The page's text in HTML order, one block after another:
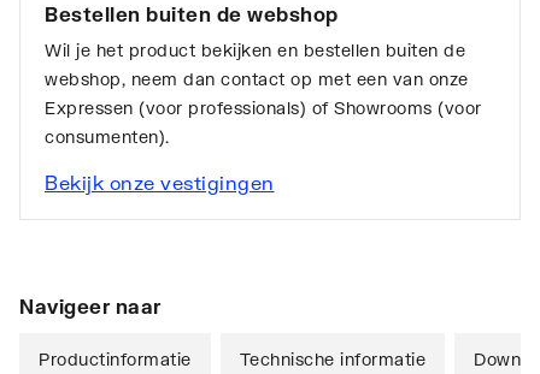
Bestellen buiten de webshop
Wil je het product bekijken en bestellen buiten de
webshop, neem dan contact op met een van onze
Expressen (voor professionals) of Showrooms (voor
consumenten).
Bekijk onze vestigingen
Navigeer naar
Productinformatie Technische informatie